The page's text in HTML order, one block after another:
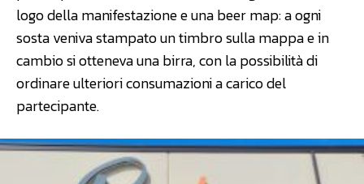
logo della manifestazione e una beer map: a ogni
sosta veniva stampato un timbro sulla mappa e in
cambio si otteneva una birra, con la possibilità di
ordinare ulteriori consumazioni a carico del
partecipante.